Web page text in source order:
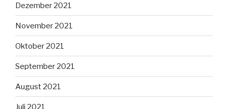
Dezember 2021
November 2021
Oktober 2021
September 2021
August 2021
Juli 2021